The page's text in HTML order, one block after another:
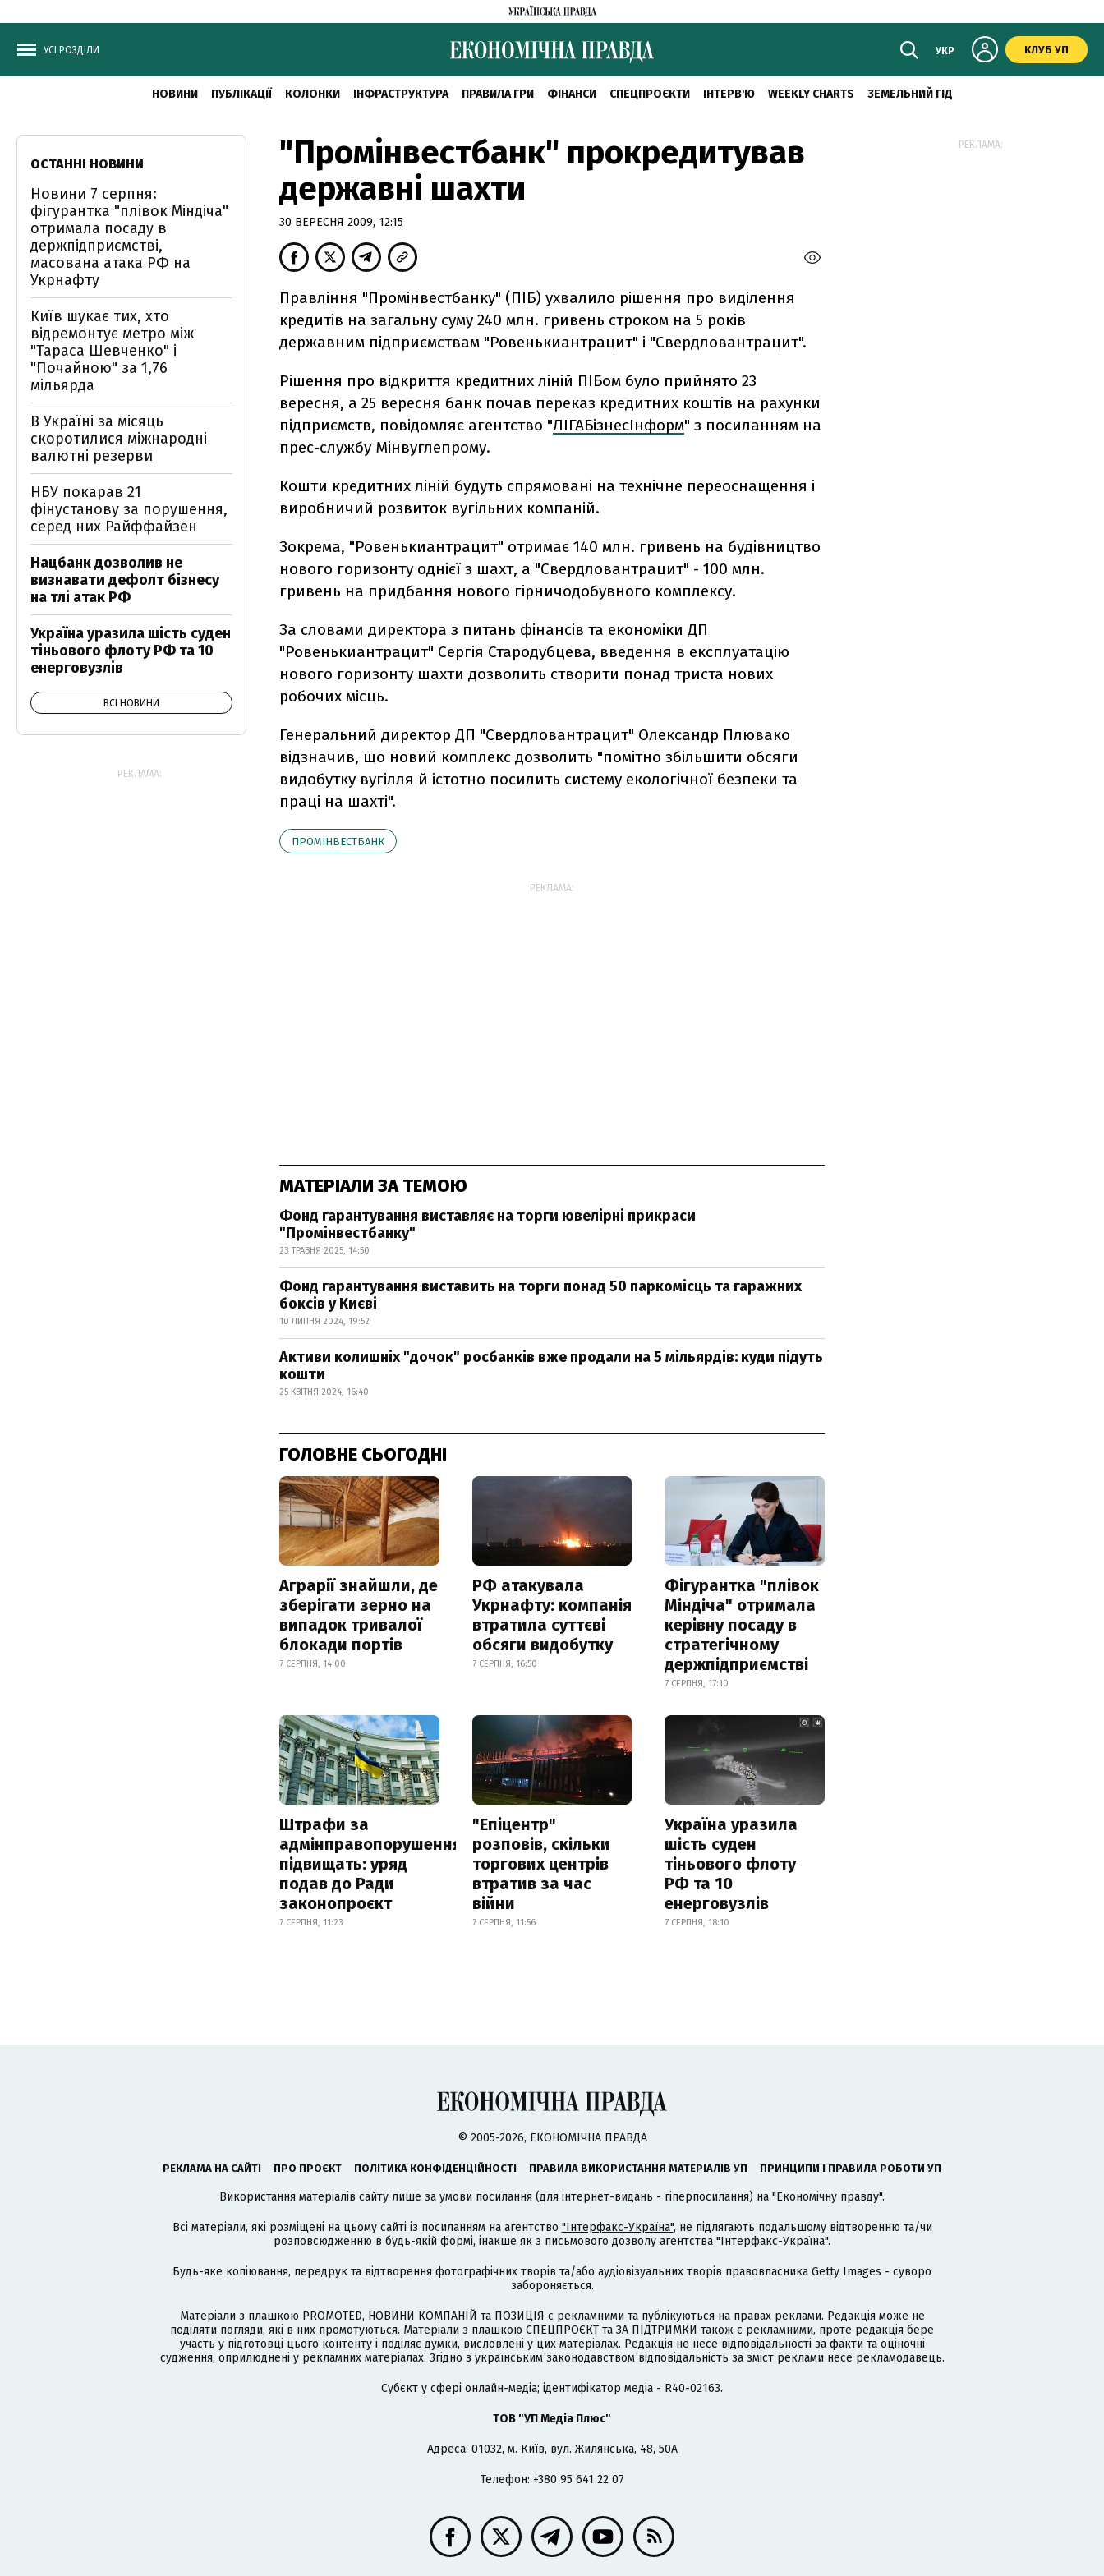
УСІ РОЗДІЛИ УКР КЛУБ УП
НОВИНИ ПУБЛІКАЦІЇ КОЛОНКИ ІНФРАСТРУКТУРА ПРАВИЛА ГРИ ФІНАНСИ СПЕЦПРОЄКТИ ІНТЕРВ'Ю WEEKLY CHARTS ЗЕМЕЛЬНИЙ ГІД
"Промінвестбанк" прокредитував
державні шахти
30 ВЕРЕСНЯ 2009, 12:15
Правління "Промінвестбанку" (ПІБ) ухвалило рішення про виділення
кредитів на загальну суму 240 млн. гривень строком на 5 років
державним підприємствам "Ровенькиантрацит" і "Свердловантрацит".
Рішення про відкриття кредитних ліній ПІБом було прийнято 23
вересня, а 25 вересня банк почав переказ кредитних коштів на рахунки
підприємств, повідомляє агентство "ЛІГАБізнесІнформ" з посиланням на
прес-службу Мінвуглепрому.
Кошти кредитних ліній будуть спрямовані на технічне переоснащення і
виробничий розвиток вугільних компаній.
Зокрема, "Ровенькиантрацит" отримає 140 млн. гривень на будівництво
нового горизонту однієї з шахт, а "Свердловантрацит" - 100 млн.
гривень на придбання нового гірничодобувного комплексу.
За словами директора з питань фінансів та економіки ДП
"Ровенькиантрацит" Сергія Стародубцева, введення в експлуатацію
нового горизонту шахти дозволить створити понад триста нових
робочих місць.
Генеральний директор ДП "Свердловантрацит" Олександр Плювако
відзначив, що новий комплекс дозволить "помітно збільшити обсяги
видобутку вугілля й істотно посилить систему екологічної безпеки та
праці на шахті".
ПРОМІНВЕСТБАНК
РЕКЛАМА:
МАТЕРІАЛИ ЗА ТЕМОЮ
Фонд гарантування виставляє на торги ювелірні прикраси
"Промінвестбанку"
23 ТРАВНЯ 2025, 14:50
Фонд гарантування виставить на торги понад 50 паркомісць та гаражних
боксів у Києві
10 ЛИПНЯ 2024, 19:52
Активи колишніх "дочок" росбанків вже продали на 5 мільярдів: куди підуть
кошти
25 КВІТНЯ 2024, 16:40
ГОЛОВНЕ СЬОГОДНІ
Аграрії знайшли, де
зберігати зерно на
випадок тривалої
блокади портів
7 СЕРПНЯ, 14:00
РФ атакувала
Укрнафту: компанія
втратила суттєві
обсяги видобутку
7 СЕРПНЯ, 16:50
Фігурантка "плівок
Міндіча" отримала
керівну посаду в
стратегічному
держпідприємстві
7 СЕРПНЯ, 17:10
Штрафи за
адмінправопорушення
підвищать: уряд
подав до Ради
законопроєкт
7 СЕРПНЯ, 11:23
"Епіцентр"
розповів, скільки
торгових центрів
втратив за час
війни
7 СЕРПНЯ, 11:56
Україна уразила
шість суден
тіньового флоту
РФ та 10
енерговузлів
7 СЕРПНЯ, 18:10
ОСТАННІ НОВИНИ
Новини 7 серпня:
фігурантка "плівок Міндіча"
отримала посаду в
держпідприємстві,
масована атака РФ на
Укрнафту
Київ шукає тих, хто
відремонтує метро між
"Тараса Шевченко" і
"Почайною" за 1,76
мільярда
В Україні за місяць
скоротилися міжнародні
валютні резерви
НБУ покарав 21
фінустанову за порушення,
серед них Райффайзен
Нацбанк дозволив не
визнавати дефолт бізнесу
на тлі атак РФ
Україна уразила шість суден
тіньового флоту РФ та 10
енерговузлів
ВСІ НОВИНИ
РЕКЛАМА:
РЕКЛАМА:
© 2005-2026, ЕКОНОМІЧНА ПРАВДА
РЕКЛАМА НА САЙТІ ПРО ПРОЄКТ ПОЛІТИКА КОНФІДЕНЦІЙНОСТІ ПРАВИЛА ВИКОРИСТАННЯ МАТЕРІАЛІВ УП ПРИНЦИПИ І ПРАВИЛА РОБОТИ УП
Використання матеріалів сайту лише за умови посилання (для інтернет-видань - гіперпосилання) на "Економічну правду".
Всі матеріали, які розміщені на цьому сайті із посиланням на агентство "Інтерфакс-Україна", не підлягають подальшому відтворенню та/чи
розповсюдженню в будь-якій формі, інакше як з письмового дозволу агентства "Інтерфакс-Україна".
Будь-яке копіювання, передрук та відтворення фотографічних творів та/або аудіовізуальних творів правовласника Getty Images - суворо
забороняється.
Матеріали з плашкою PROMOTED, НОВИНИ КОМПАНІЙ та ПОЗИЦІЯ є рекламними та публікуються на правах реклами. Редакція може не
поділяти погляди, які в них промотуються. Матеріали з плашкою СПЕЦПРОЄКТ та ЗА ПІДТРИМКИ також є рекламними, проте редакція бере
участь у підготовці цього контенту і поділяє думки, висловлені у цих матеріалах. Редакція не несе відповідальності за факти та оціночні
судження, оприлюднені у рекламних матеріалах. Згідно з українським законодавством відповідальність за зміст реклами несе рекламодавець.
Cубєкт у сфері онлайн-медіа; ідентифікатор медіа - R40-02163.
ТОВ "УП Медіа Плюс"
Адреса: 01032, м. Київ, вул. Жилянська, 48, 50А
Телефон: +380 95 641 22 07